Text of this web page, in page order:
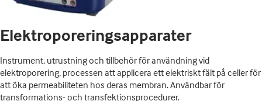
Elektroporeringsapparater
Instrument, utrustning och tillbehör för användning vid
elektroporering, processen att applicera ett elektriskt fält på celler för
att öka permeabiliteten hos deras membran. Användbar för
transformations- och transfektionsprocedurer.